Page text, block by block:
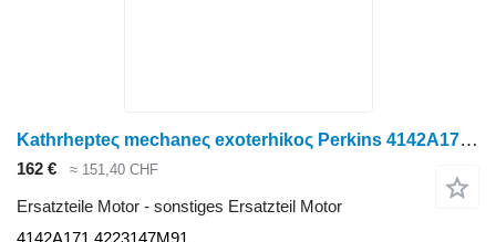
Kathrhepteς mechaneς exoterhikoς Perkins 4142A171 für Massey Ferguson 1004-1006 Radtraktor
162 € ≈ 151,40 CHF
Ersatzteile Motor - sonstiges Ersatzteil Motor
4142A171 4223147M91